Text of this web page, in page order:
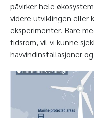
påvirker hele
videre utviklingen eller
eksperimenter. Bare
tidsrom, vil vi kunne
havvindinstallasjoner